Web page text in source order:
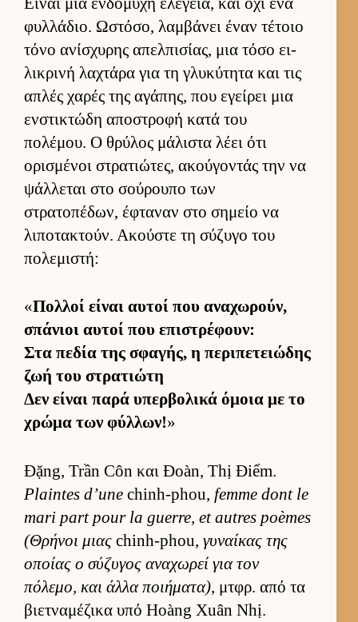
φυλ­λάδιο. Ωστόσο, λαμ­βάνει έναν τέτοιο
τόνο ανίσχυρης απελ­πισίας, μια τόσο ει­
λικρινή λαχτάρα για τη γλυκύτητα και τις
απλές χαρές της αγάπης, που εγεί­ρει μια
εν­στικτώδη αποστροφή κατά του
πολέμου. Ο θρύλος μάλιστα λέει ότι
ορισμένοι στρατιώτες, ακού­γοντάς την να
ψάλ­λεται στο σού­ρουπο των
στρατοπέδων, έφταναν στο σημείο να
λιποτακτούν. Ακού­στε τη σύζυγο του
πολεμιστή:
«Πολ­λοί εί­ναι αυ­τοί που αναχωρούν,
σπάνιοι αυ­τοί που επιστρέφουν:
Στα πεδία της σφαγής, η περιπετειώδης
ζωή του στρατιώτη
Δεν εί­ναι παρά υπερ­βολικά όμοια με το
χρώμα των φύλ­λων!»
Đặng, Trần Côn και Đoàn, Thị Điểm.
Plaintes d’une chinh-phou, femme dont le
mari part pour la guerre, et autres poèmes
(Θρήνοι μιας chinh-phou, γυναί­κας της
οποίας ο σύζυγος αναχωρεί για τον
πόλεμο, και άλλα ποι­ήματα), μτ­φρ. από τα
βιετ­ναμέζικα υπό Hoàng Xuân Nhị.